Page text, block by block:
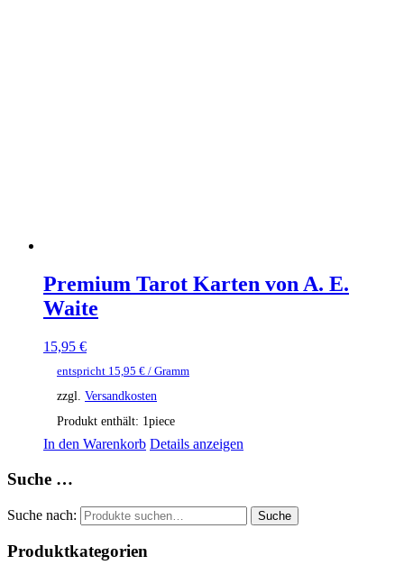
Premium Tarot Karten von A. E.
Waite
15,95 €
entspricht 15,95 € / Gramm
zzgl. Versandkosten
Produkt enthält: 1piece
In den Warenkorb Details anzeigen
Suche …
Suche nach: Suche
Produktkategorien